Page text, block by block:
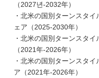
（2027년-2032年）
・北米の国別ターンスタ
ェア（2025-2030年）
・北米の国別ターンスタ
（2021年-2026年）
・北米の国別ターンスタ
ア（2021年-2026年）